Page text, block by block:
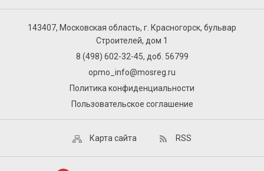
143407, Московская область, г. Красногорск, бульвар
Строителей, дом 1
8 (498) 602-32-45, доб. 56799
opmo_info@mosreg.ru
Политика конфиденциальности
Пользовательское соглашение
Карта сайта RSS